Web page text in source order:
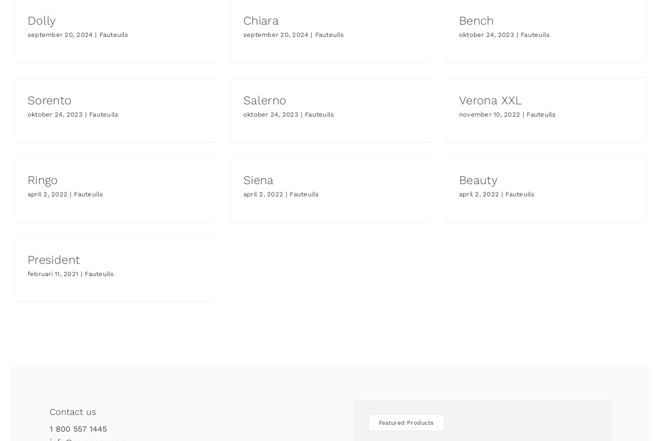
Dolly
september 20, 2024 | Fauteuils
Chiara
september 20, 2024 | Fauteuils
Bench
oktober 24, 2023 | Fauteuils
Sorento
oktober 24, 2023 | Fauteuils
Salerno
oktober 24, 2023 | Fauteuils
Verona XXL
november 10, 2022 | Fauteuils
Ringo
april 2, 2022 | Fauteuils
Siena
april 2, 2022 | Fauteuils
Beauty
april 2, 2022 | Fauteuils
President
februari 11, 2021 | Fauteuils
Contact us
1 800 557 1445
Featured Products